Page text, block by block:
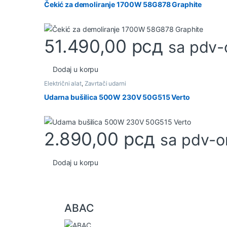
Čekić za demoliranje 1700W 58G878 Graphite
51.490,00 рсд sa pdv-
Dodaj u korpu
Električni alat, Zavrtači udarni
Udarna bušilica 500W 230V 50G515 Verto
2.890,00 рсд sa pdv-
Dodaj u korpu
ABAC